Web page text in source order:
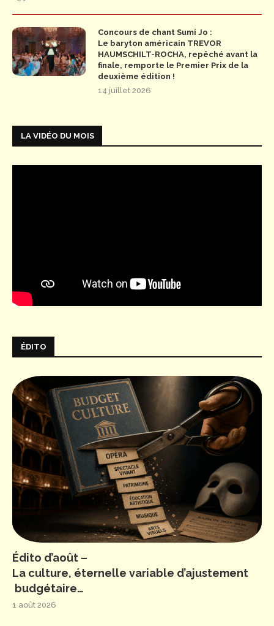
Concours de chant Sumi Jo :
Le baryton américain TREVOR
HAUMSCHILT-ROCHA, repêché avant la
finale, remporte le Premier Prix de la
deuxième édition !
14 juillet 2026
LA VIDÉO DU MOIS
ÉDITO
Édito d’août –
La culture, éternelle variable d’ajustement
budgétaire…
1 août 2026